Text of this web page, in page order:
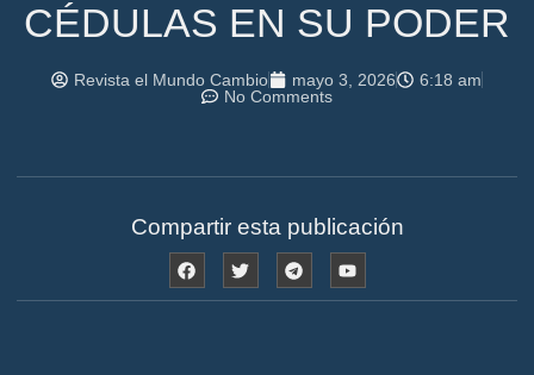
CÉDULAS EN SU PODER
Revista el Mundo Cambio mayo 3, 2026
6:18 am
No Comments
Compartir esta publicación